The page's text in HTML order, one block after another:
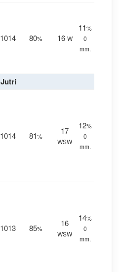
1014 80% 16 W
11%
0
mm.
Jutri
1014 81%
17
WSW
12%
0
mm.
1013 85%
16
WSW
14%
0
mm.